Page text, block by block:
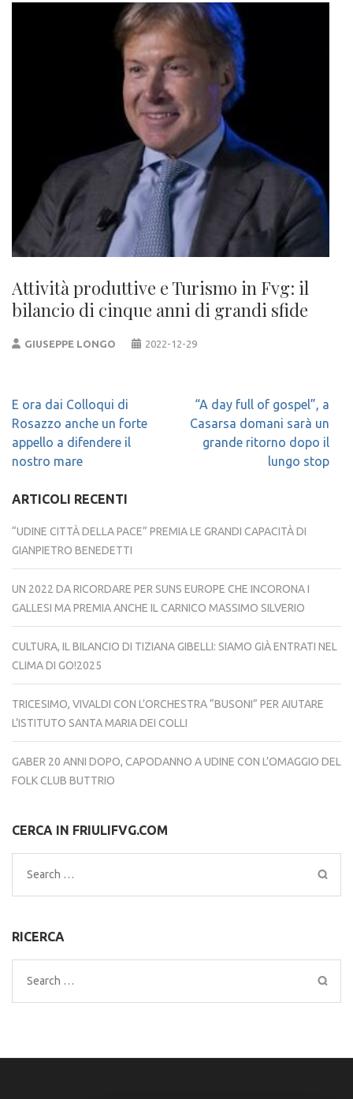
Attività produttive e Turismo in Fvg: il
bilancio di cinque anni di grandi sfide
GIUSEPPE LONGO 2022-12-29
Navigazione
articoli
E ora dai Colloqui di
Rosazzo anche un forte
appello a difendere il
nostro mare
“A day full of gospel”, a
Casarsa domani sarà un
grande ritorno dopo il
lungo stop
ARTICOLI RECENTI
“UDINE CITTÀ DELLA PACE” PREMIA LE GRANDI CAPACITÀ DI
GIANPIETRO BENEDETTI
UN 2022 DA RICORDARE PER SUNS EUROPE CHE INCORONA I
GALLESI MA PREMIA ANCHE IL CARNICO MASSIMO SILVERIO
CULTURA, IL BILANCIO DI TIZIANA GIBELLI: SIAMO GIÀ ENTRATI NEL
CLIMA DI GO!2025
TRICESIMO, VIVALDI CON L’ORCHESTRA “BUSONI” PER AIUTARE
L’ISTITUTO SANTA MARIA DEI COLLI
GABER 20 ANNI DOPO, CAPODANNO A UDINE CON L’OMAGGIO DEL
FOLK CLUB BUTTRIO
CERCA IN FRIULIFVG.COM
Search
for:
RICERCA
Search
for: